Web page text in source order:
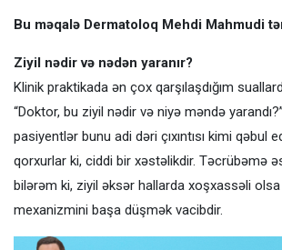
Bu məqalə Dermatoloq Mehdi Mahmudi
Ziyil nədir və nədən yaranır?
Klinik praktikada ən çox qarşılaşdığım
“Doktor, bu ziyil nədir və niyə məndə
pasiyentlər bunu adi dəri çıxıntısı kimi qəbul
qorxurlar ki, ciddi bir xəstəlikdir. Təcrübəmə
bilərəm ki, ziyil əksər hallarda xoşxassəli
mexanizmini başa düşmək vacibdir.